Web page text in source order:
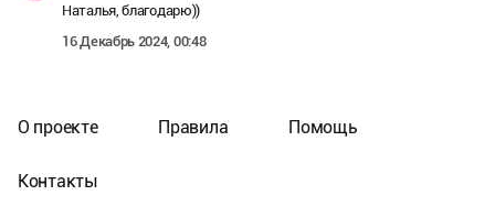
Наталья, благодарю))
16 Декабрь 2024, 00:48
О проекте Правила Помощь
Контакты